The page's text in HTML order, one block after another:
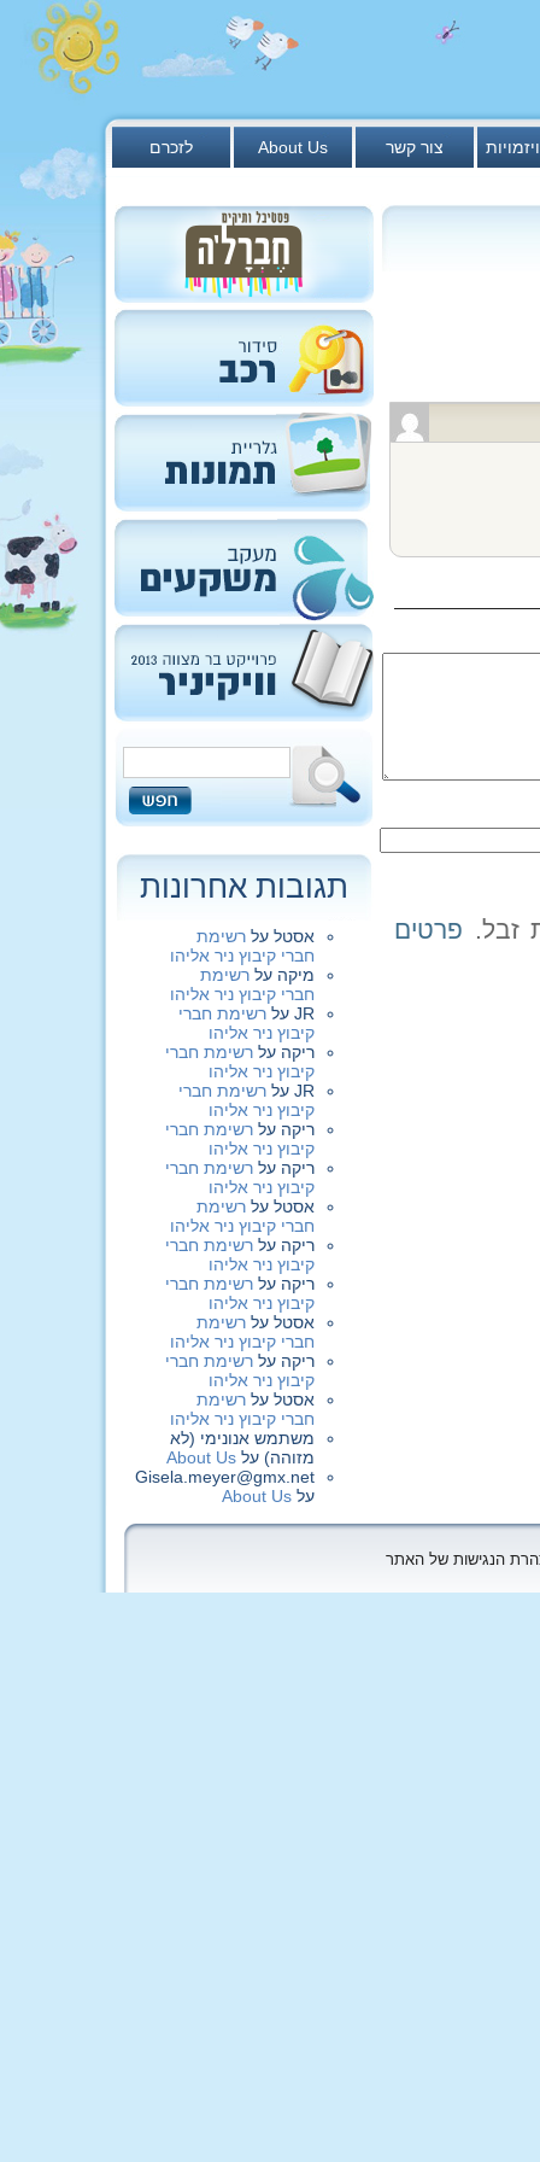
לזכרם About Us צור קשר
פרטים
תגובות אחרונות
אסטל על רשימת
חברי קיבוץ ניר אליהו
מיקה על רשימת
חברי קיבוץ ניר אליהו
JR על רשימת חברי
קיבוץ ניר אליהו
ריקה על רשימת חברי
קיבוץ ניר אליהו
JR על רשימת חברי
קיבוץ ניר אליהו
ריקה על רשימת חברי
קיבוץ ניר אליהו
ריקה על רשימת חברי
קיבוץ ניר אליהו
אסטל על רשימת
חברי קיבוץ ניר אליהו
ריקה על רשימת חברי
קיבוץ ניר אליהו
ריקה על רשימת חברי
קיבוץ ניר אליהו
אסטל על רשימת
חברי קיבוץ ניר אליהו
ריקה על רשימת חברי
קיבוץ ניר אליהו
אסטל על רשימת
חברי קיבוץ ניר אליהו
משתמש אנונימי (לא
מזוהה) על About Us
Gisela.meyer@gmx.net
על About Us
הנגישות של האתר